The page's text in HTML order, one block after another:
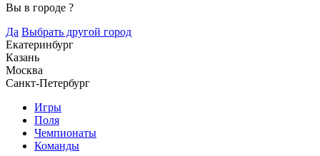
Вы в городе ?
Да Выбрать другой город
Екатеринбург
Казань
Москва
Санкт-Петербург
Игры
Поля
Чемпионаты
Команды